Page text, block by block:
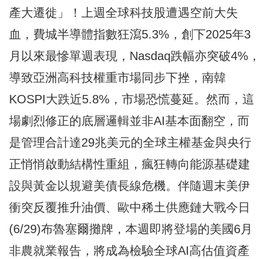
產大遷徙」！上週全球科技股遭遇空前大失
血，費城半導體指數狂瀉5.3%，創下2025年3
月以來最慘單週表現，Nasdaq跌幅亦突破4%，
導致亞洲高科技權重市場同步下挫，南韓
KOSPI大跌近5.8%，市場恐慌蔓延。然而，這
場劇烈修正的底層邏輯並非AI基本面翻空，而
是管理合計達29兆美元的全球主權基金與央行
正悄悄啟動結構性重組，瘋狂轉向能源基礎建
設與黃金以規避美債長線危機。伴隨週末美伊
衝突反覆推升油價、歐中稀土供應鏈大戰今日
(6/29)布魯塞爾攤牌，本週即將登場的美國6月
非農就業報告，將成為檢驗全球AI高估值資產